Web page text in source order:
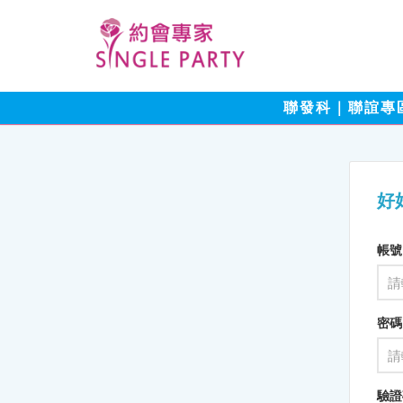
聯發科｜聯誼專
好
帳號
密碼
驗證